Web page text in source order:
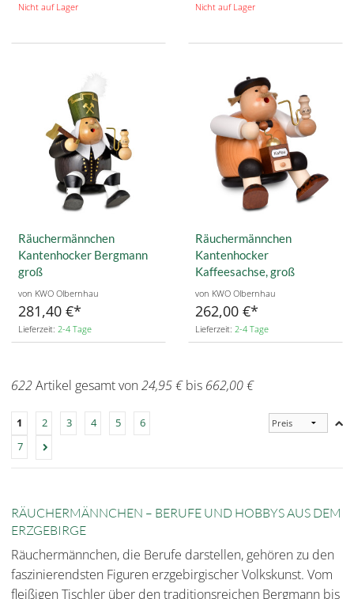
Nicht auf Lager
Nicht auf Lager
Räuchermännchen
Kantenhocker Bergmann
groß
von KWO Olbernhau
281,40 €
Lieferzeit: 2-4 Tage
Räuchermännchen
Kantenhocker
Kaffeesachse, groß
von KWO Olbernhau
262,00 €
Lieferzeit: 2-4 Tage
622Artikel gesamt von24,95 €bis 662,00 €
1 2 3 4 5
6
7
RÄUCHERMÄNNCHEN – BERUFE UND HOBBYS AUS DEM
ERZGEBIRGE
Räuchermännchen, die Berufe darstellen, gehören zu den
faszinierendsten Figuren erzgebirgischer Volkskunst. Vom
fleißigen Tischler über den traditionsreichen Bergmann bis